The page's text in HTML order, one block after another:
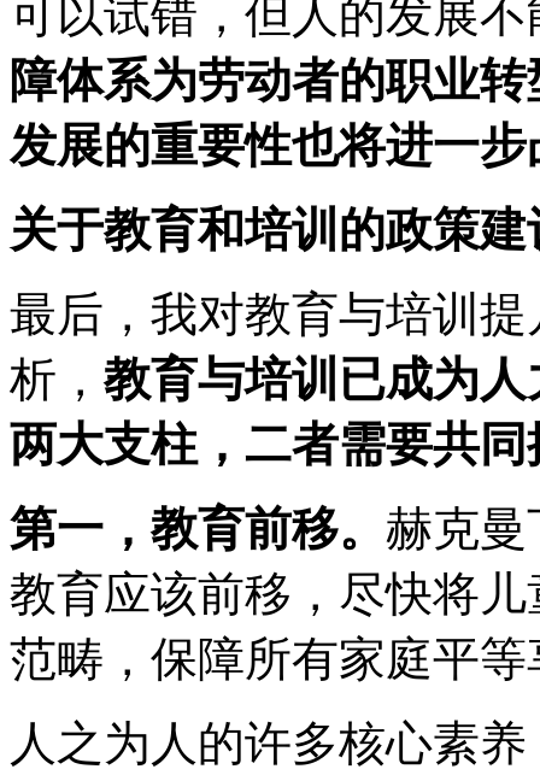
可以试错，但人的发展
障体系为劳动者的职业
发展的重要性也将进一步
关于教育和培训的政策建
最后，我对教育与培训
析，教育与培训已成为
两大支柱，二者需要共同
第一，教育前移。 赫克曼
教育应该前移，尽快将
范畴，保障所有家庭平
人之为人的许多核心素